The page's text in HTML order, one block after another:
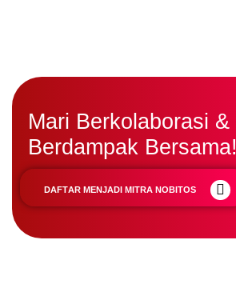
Mari Berkolaborasi &
Berdampak Bersama!
DAFTAR MENJADI MITRA NOBITOS